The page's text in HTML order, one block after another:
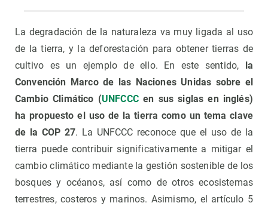
La degradación de la naturaleza va muy ligada al uso
de la tierra, y la deforestación para obtener tierras de
cultivo es un ejemplo de ello. En este sentido,
la
Convención Marco de las Naciones Unidas sobre el
Cambio Climático (UNFCCCen sus siglas en inglés)
ha propuesto el uso de la tierra como un tema clave
de la COP 27. La UNFCCC reconoce que el uso de la
tierra puede contribuir significativamente a mitigar el
cambio climático mediante la gestión sostenible de los
bosques y océanos, así como de otros ecosistemas
terrestres, costeros y marinos. Asimismo, el artículo 5